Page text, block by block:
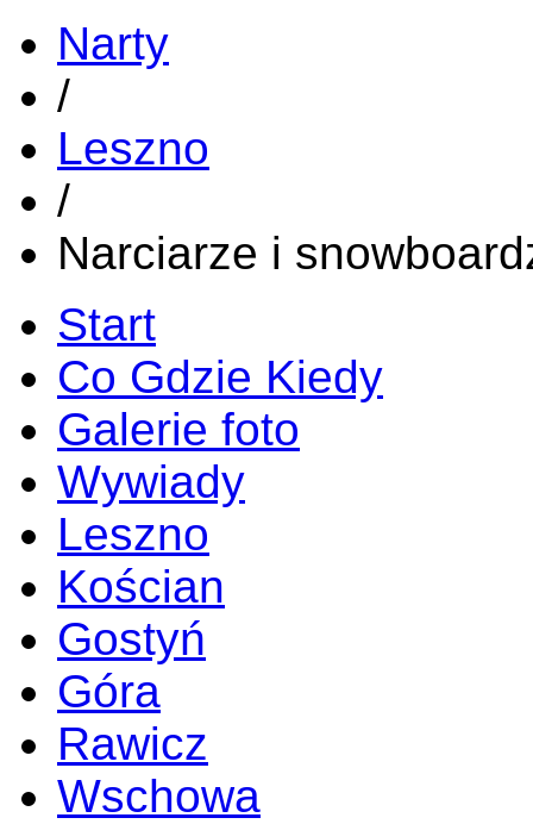
Narty
/
Leszno
/
Narciarze i
Start
Co Gdzie Kiedy
Galerie foto
Wywiady
Leszno
Kościan
Gostyń
Góra
Rawicz
Wschowa